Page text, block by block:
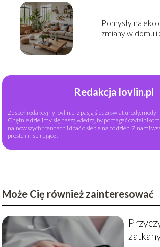
Pomysły na
zmiany w domu i
Redakcja lovlin.pl
Zespół redakcyjny lovlin.pl z pasją śledzi świat urody, mody i
Chętnie dzielimy się naszą wiedzą, by pomagać
najnowszych trendach i dbać o siebie na co dzień. Z nami
proste i inspirujące!
Może Cię również zainteresować